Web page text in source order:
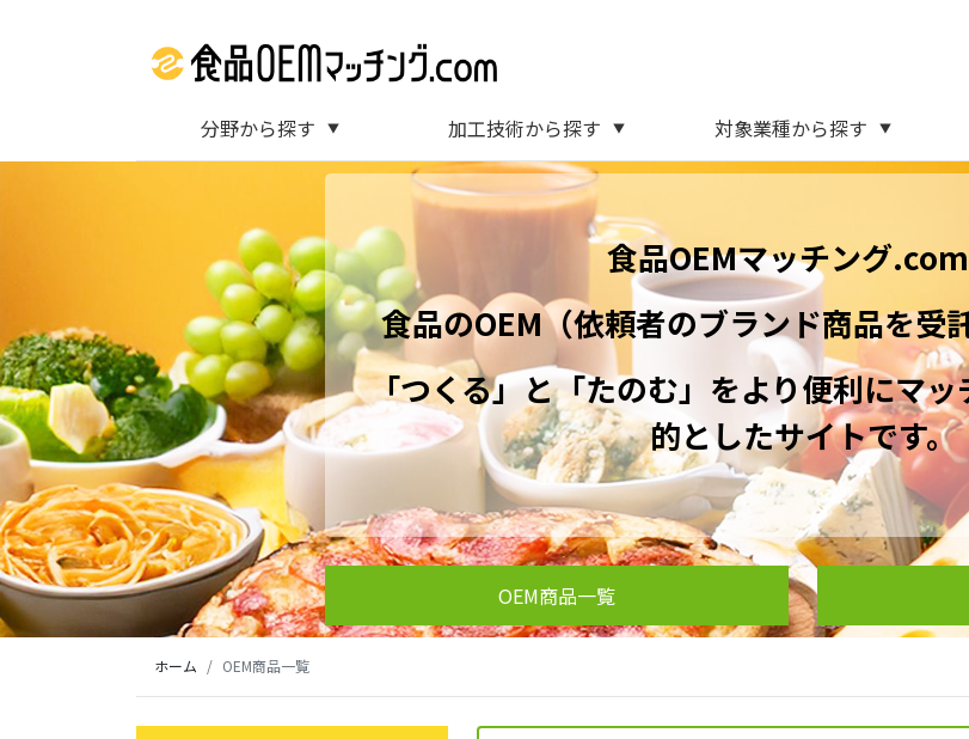
分野から探す ▼ 加工技術から探す ▼ 対象業種から探す ▼
食品OEMマッチング
食品のOEM（依頼者のブランド商品を受
「つくる」と「たのむ」をより便利にマ
的としたサイトです。
OEM商品一覧
ホーム OEM商品一覧